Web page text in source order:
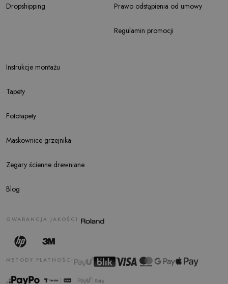
Dropshipping
Instrukcje montażu
Tapety
Fototapety
Maskownice grzejnika
Zegary ścienne drewniane
Blog
Prawo odstąpienia od umowy
Regulamin promocji
GWARANCJA JAKOŚCI
METODY PŁATNOŚCI